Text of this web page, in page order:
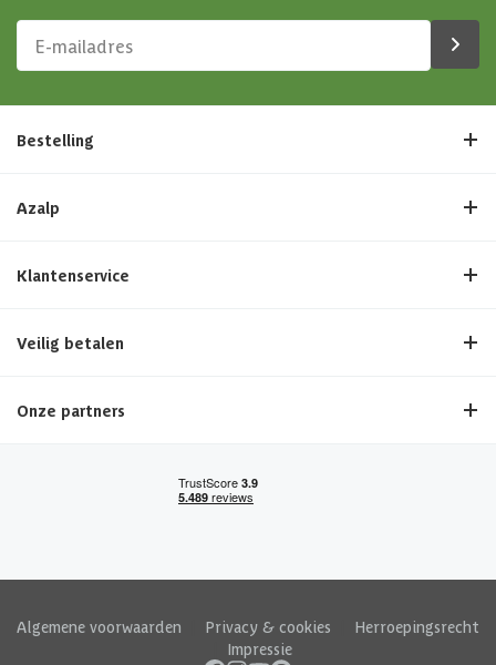
Bestelling
Azalp
Klantenservice
Veilig betalen
Onze partners
Algemene voorwaarden Privacy & cookies
Herroepingsrecht
Impressie